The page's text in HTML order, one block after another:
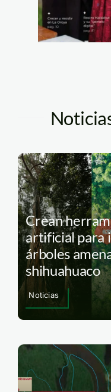
Crean
artificial para
árboles
shihuahuaco
Noticias